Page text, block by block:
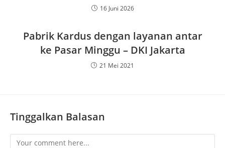
16 Juni 2026
Pabrik Kardus dengan layanan antar
ke Pasar Minggu – DKI Jakarta
21 Mei 2021
Tinggalkan Balasan